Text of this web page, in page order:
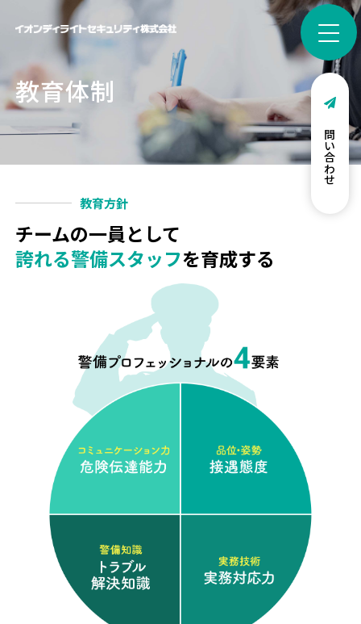
お問い合わせ
教育体制
教育方針
チームの一員として
誇れる警備スタッフを育成する